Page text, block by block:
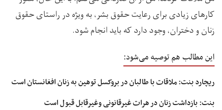
کارهای زیادی برای رعایت حقوق بشر، به ویژه در راستای حقوق
زنان و دختران، وجود دارد که باید انجام شود.
این مطالب هم توصیه می‌شود:
ریچارد بنت: ملاقات با طالبان در بروکسل توهین به زنان ‏افغانستان است
بنت: بازداشت زنان در هرات غیرقانونی وغیرقابل قبول است